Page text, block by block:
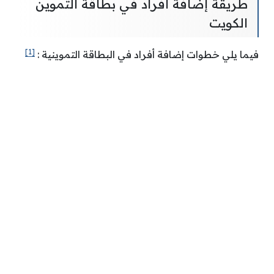
طريقة إضافة أفراد في بطاقة التموين
الكويت
فيما يلي خطوات إضافة أفراد في البطاقة التموينية : [1]